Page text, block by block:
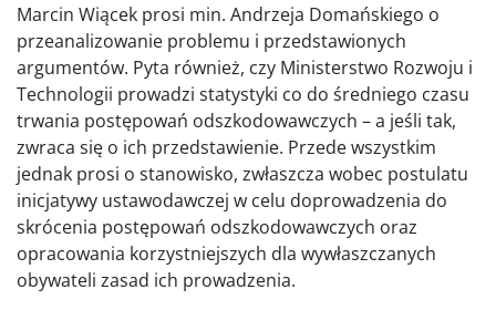
Marcin Wiącek prosi min. Andrzeja Domańskiego o
przeanalizowanie problemu i przedstawionych
argumentów. Pyta również, czy Ministerstwo Rozwoju i
Technologii prowadzi statystyki co do średniego czasu
trwania postępowań odszkodowawczych – a jeśli tak,
zwraca się o ich przedstawienie. Przede wszystkim
jednak prosi o stanowisko, zwłaszcza wobec postulatu
inicjatywy ustawodawczej w celu doprowadzenia do
skrócenia postępowań odszkodowawczych oraz
opracowania korzystniejszych dla wywłaszczanych
obywateli zasad ich prowadzenia.